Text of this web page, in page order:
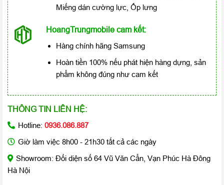
Miếng dán cường lực, Ốp lưng
HoangTrungmobile cam kết:
Hàng chính hãng Samsung
Hoàn tiền 100% nếu phát hiện hàng dựng, sản
phẩm không đúng như cam kết
THÔNG TIN LIÊN HỆ:
Hotline: 0936.086.887
Giờ làm việc 8h00 - 21h30 tất cả các ngày
Showroom: Đối diện số 64 Vũ Văn Cẩn, Vạn Phúc Hà Đông
Hà Nội